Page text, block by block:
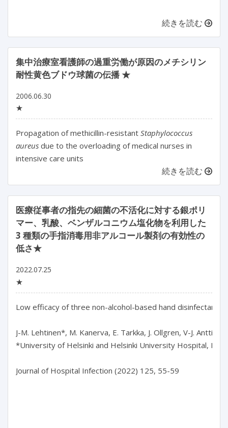
続きを読む
集中治療室看護師の過重労働が原因のメチシリン
耐性黄色ブドウ球菌の伝播 ★
2006.06.30
★
Propagation of methicillin-resistant Staphylococcus
aureus due to the overloading of medical nurses in
intensive care units
続きを読む
医療従事者の指先の細菌の不活化に対する銀ポリ
マー、乳酸、ベンザルコニウム塩化物を利用した
3 種類の手指消毒用非アルコール製剤の有効性の
低さ★
2022.07.25
★
Low efficacy of three non-alcohol-based hand
J-M. Lehtinen*, M. Kanerva, E. Tarkka, J. Ollgren, V-J. Anttila
*University of Helsinki and Helsinki University Hospital,
Journal of Hospital Infection (2022) 125, 55-59